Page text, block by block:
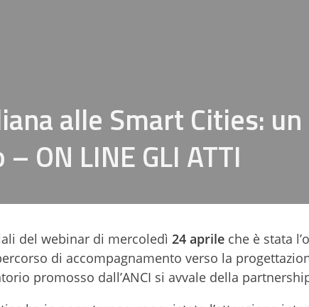
alle Smart Cities:
ON LINE GLI ATTI
del webinar di mercoledì 24 aprile che è stata
di accompagnamento verso la
promosso dall’ANCI si avvale della